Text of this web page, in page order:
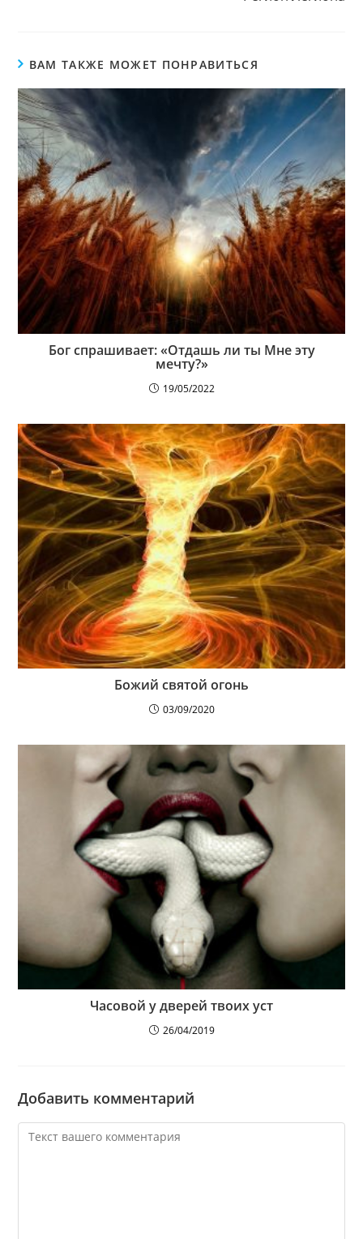
ВАМ ТАКЖЕ МОЖЕТ ПОНРАВИТЬСЯ
Бог спрашивает: «Отдашь ли ты Мне эту
мечту?»
19/05/2022
Божий святой огонь
03/09/2020
Часовой у дверей твоих уст
26/04/2019
Добавить комментарий